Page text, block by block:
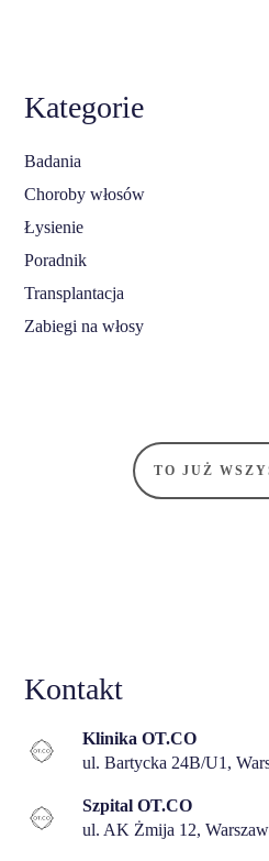
Kategorie
Badania
Choroby włosów
Łysienie
Poradnik
Transplantacja
Zabiegi na włosy
ul. AK Żmija 12, Warszawa
22 123 03 33
kontakt@piotrturkowski.pl